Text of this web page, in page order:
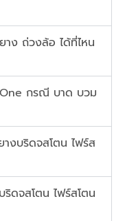
าง ถ่วงล้อ ได้ที่ไหน
One กรณี บาด บวม
างบริดจสโตน ไฟร์ส
ดจสโตน ไฟร์สโตน